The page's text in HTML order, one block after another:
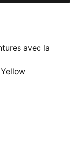
avec la
Ce nouveau
à ton
fièrement
son côté
silhouette
détails inspirés
!